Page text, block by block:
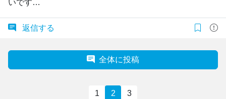
いです…
返信する
全体に投稿
1 2 3